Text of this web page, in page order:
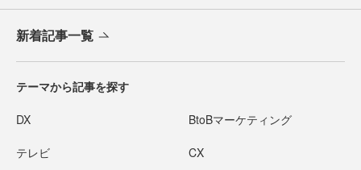
新着記事一覧
テーマから記事を探す
DX BtoBマーケティング
テレビ CX